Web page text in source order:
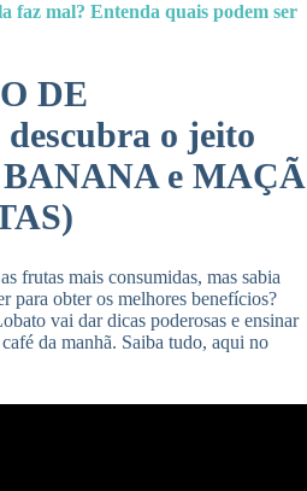
faz mal? Entenda quais podem ser
DE
o jeito
BANANA e MAÇÃ
frutas mais consumidas, mas sabia
para obter os melhores benefícios?
vai dar dicas poderosas e ensinar
da manhã. Saiba tudo, aqui no